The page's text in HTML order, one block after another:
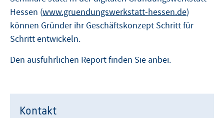
Hessen (www.gruendungswerkstatt-hessen.de)
können Gründer ihr Geschäftskonzept Schritt für
Schritt entwickeln.
Den ausführlichen Report finden Sie anbei.
Kontakt